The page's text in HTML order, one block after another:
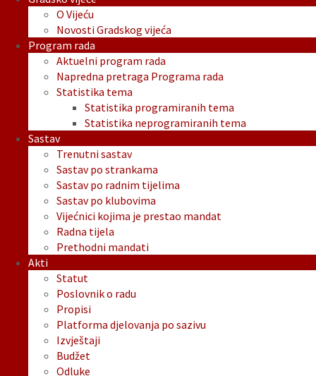
O Vijeću
Novosti Gradskog vijeća
Program rada
Aktuelni program rada
Napredna pretraga Programa rada
Statistika tema
Statistika programiranih tema
Statistika neprogramiranih tema
Sastav
Trenutni sastav
Sastav po strankama
Sastav po radnim tijelima
Sastav po klubovima
Vijećnici kojima je prestao mandat
Radna tijela
Prethodni mandati
Akti
Statut
Poslovnik o radu
Propisi
Platforma djelovanja po sazivu
Izvještaji
Budžet
Odluke